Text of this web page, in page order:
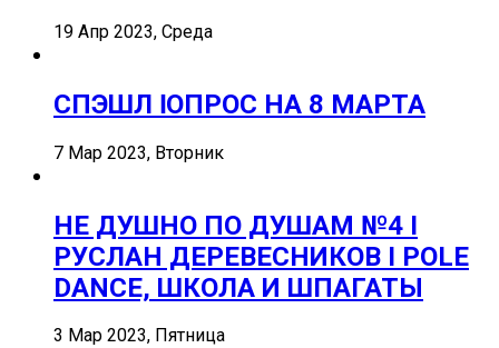
19 Апр 2023, Среда
СПЭШЛ ӏ ОПРОС НА 8 МАРТА
7 Мар 2023, Вторник
НЕ ДУШНО ПО ДУШАМ №4 I
РУСЛАН ДЕРЕВЕСНИКОВ I POLE
DANCE, ШКОЛА И ШПАГАТЫ
3 Мар 2023, Пятница